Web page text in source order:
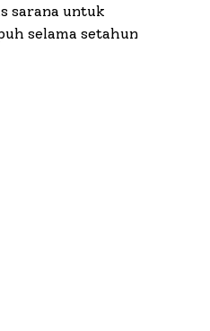
sarana untuk
selama setahun